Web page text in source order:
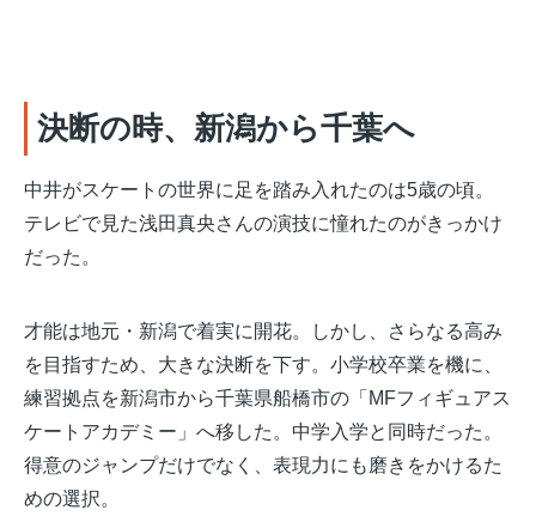
決断の時、新潟から千葉へ
中井がスケートの世界に足を踏み入れたのは5歳の頃。
テレビで見た浅田真央さんの演技に憧れたのがきっかけ
だった。
才能は地元・新潟で着実に開花。しかし、さらなる高み
を目指すため、大きな決断を下す。小学校卒業を機に、
練習拠点を新潟市から千葉県船橋市の「MFフィギュアス
ケートアカデミー」へ移した。中学入学と同時だった。
得意のジャンプだけでなく、表現力にも磨きをかけるた
めの選択。